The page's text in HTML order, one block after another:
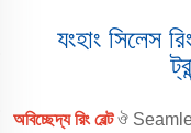
যংহাং সিলেস
অবিচ্ছেদ্য রিং বেল্টঔ